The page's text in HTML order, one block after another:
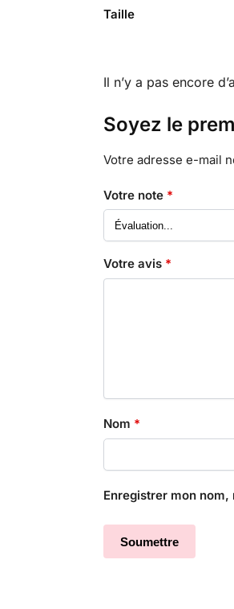
Taille
Il n’y a pas encore
Soyez le
Votre adresse e-mail
Votre note *
Votre avis *
Nom *
Enregistrer mon